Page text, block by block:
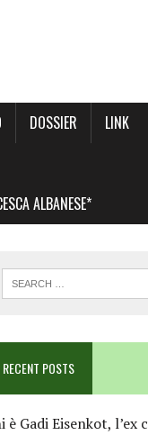
DOSSIER
LINK
ALBANESE*
RECENT POSTS
è Gadi Eisenkot,